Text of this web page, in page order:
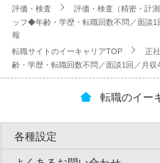
評価・検査
評価・検査（精密・計測
ッフ◆年齢・学歴・転職回数不問／面談
報
転職サイトのイーキャリアTOP
正
齢・学歴・転職回数不問／面談1回／月
転職のイー
各種設定